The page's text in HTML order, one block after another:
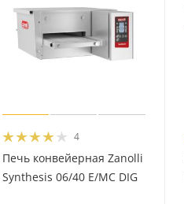
4
Печь конвейерная Zanolli
Synthesis 06/40 E/MC DIG